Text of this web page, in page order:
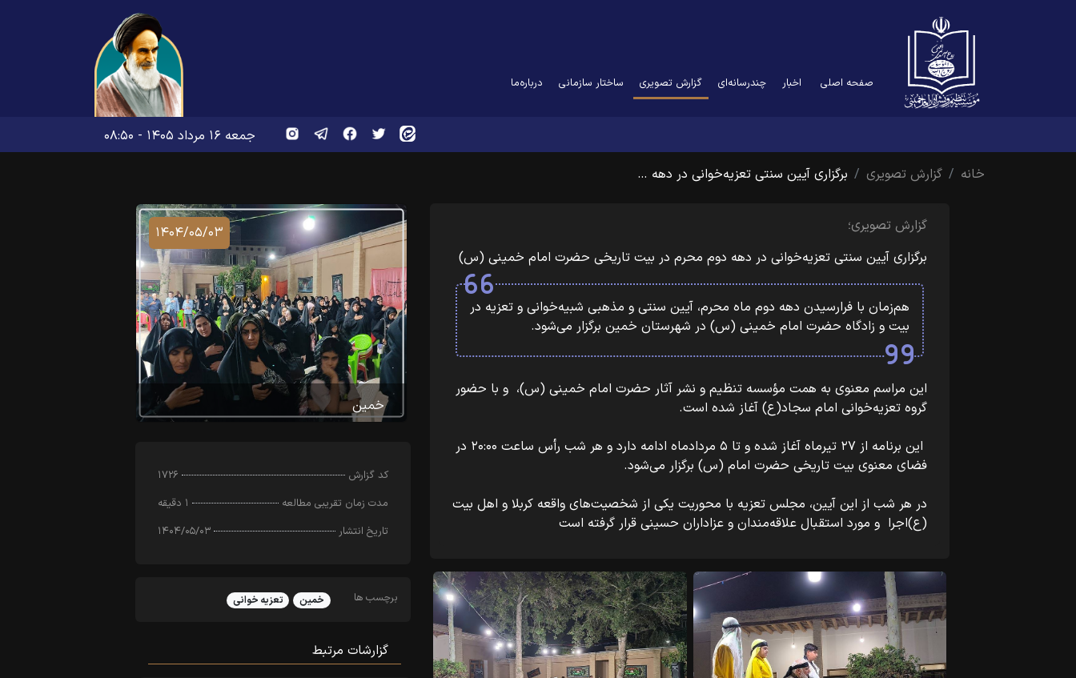
صفحه اصلی اخبار چندرسانه‌ای گزارش تصویری
(current) ساختار سازمانی درباره‌ما
جمعه ۱۶ مرداد ۱۴۰۵ - ۰۸:۵۰
خانه
گزارش تصویری برگزاری آیین سنتی تعزیه‌خوانی در دهه …
گزارش تصویری؛
برگزاری آیین سنتی تعزیه‌خوانی در دهه دوم محرم در بیت تاریخی حضرت امام خمینی (س)
هم‌زمان با فرارسیدن دهه دوم ماه محرم، آیین سنتی و مذهبی شبیه‌خوانی و تعزیه در
بیت و زادگاه حضرت امام خمینی (س) در شهرستان خمین برگزار می‌شود.
این مراسم معنوی به همت مؤسسه تنظیم و نشر آثار حضرت امام خمینی (س)، و با حضور
گروه تعزیه‌خوانی امام سجاد(ع) آغاز شده است.
این برنامه از ۲۷ تیرماه آغاز شده و تا ۵ مردادماه ادامه دارد و هر شب رأس ساعت ۲۰:۰۰ در
فضای معنوی بیت تاریخی حضرت امام (س) برگزار می‌شود.
در هر شب از این آیین، مجلس تعزیه با محوریت یکی از شخصیت‌های واقعه کربلا و اهل بیت
(ع)اجرا و مورد استقبال علاقه‌مندان و عزاداران حسینی قرار گرفته است
۱۴۰۴/۰۵/۰۳
خمین
کد‌ گزارش
۱۷۲۶
مدت زمان تقریبی مطالعه
۱ دقیقه
تاریخ انتشار
۱۴۰۴/۰۵/۰۳
برچسب ها خمین تعزیه خوانی
گزارشات مرتبط